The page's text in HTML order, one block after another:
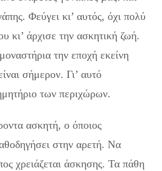
Φεύγει κι’ αυτός, όχι πολύ
κι’ άρχισε την ασκητική ζωή.
την εποχή εκείνη
σήμερον. Γι’ αυτό
των περιχώρων.
ασκητή, ο όποιος
στην αρετή. Να
χρειάζεται άσκησης. Τα πάθη